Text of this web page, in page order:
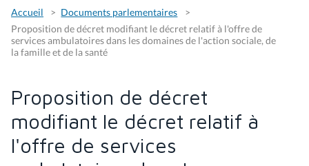
Accueil
Documents parlementaires
Proposition de décret modifiant le décret relatif à l'offre de
services ambulatoires dans les domaines de l'action sociale, de
la famille et de la santé
Proposition de décret
modifiant le décret relatif à
l'offre de services